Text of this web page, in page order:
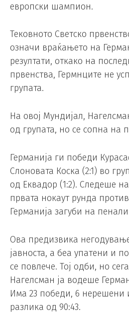
европски шампион.
Тековното Светско
означи враќањето на
резултати, откако на
првенства, Гермнците не
групата.
На овој Мундијал,
од групата, но се сопна на
Германија ги победи
Слоновата Коска (2:1) во
од Еквадор (1:2). Следеше
првата нокаут рунда
Германија загуби на пенали
Ова предизвика
јавноста, а беа упатени и
се повлече. Тој одби, но
Нагелсман ја водеше
Има 23 победи, 6 нерешени
разлика од 90:43.